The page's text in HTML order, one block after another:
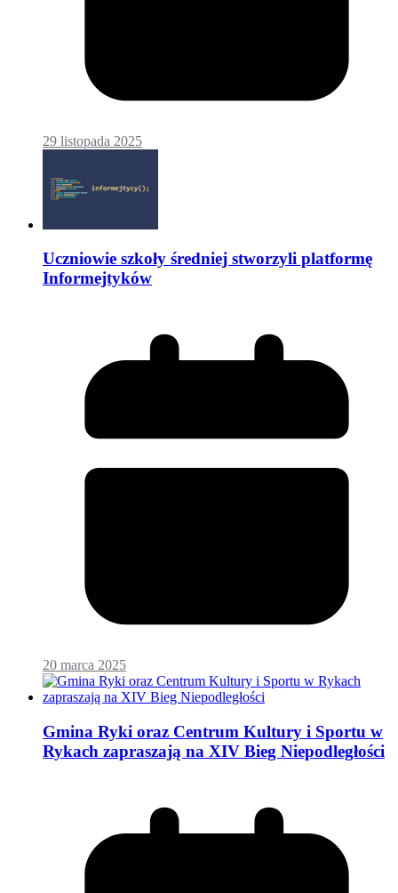
29 listopada 2025
Uczniowie szkoły średniej stworzyli platformę
Informejtyków
20 marca 2025
Gmina Ryki oraz Centrum Kultury i Sportu w
Rykach zapraszają na XIV Bieg Niepodległości